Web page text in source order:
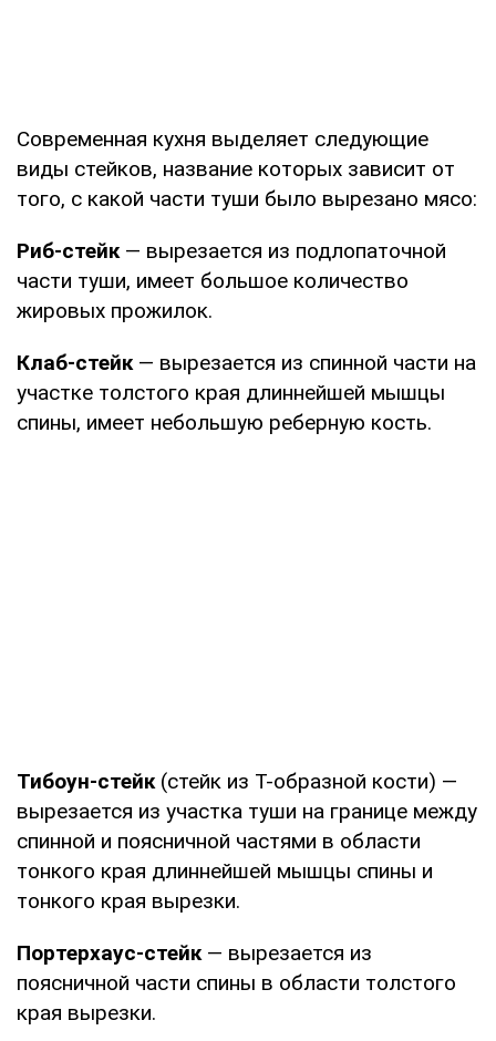
Современная кухня выделяет следующие
виды стейков, название которых зависит от
того, с какой части туши было вырезано мясо:
Риб-стейк— вырезается из подлопаточной
части туши, имеет большое количество
жировых прожилок.
Клаб-стейк — вырезается из спинной части на
участке толстого края длиннейшей мышцы
спины, имеет небольшую реберную кость.
Тибоун-стейк(стейк из Т-образной кости) —
вырезается из участка туши на границе между
спинной и поясничной частями в области
тонкого края длиннейшей мышцы спины и
тонкого края вырезки.
Портерхаус-стейк— вырезается из
поясничной части спины в области толстого
края вырезки.